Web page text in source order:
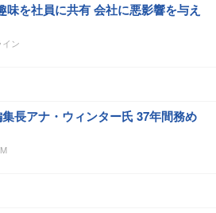
味を社員に共有 会社に悪影響を与え
ン
集長アナ・ウィンター氏 37年間務め